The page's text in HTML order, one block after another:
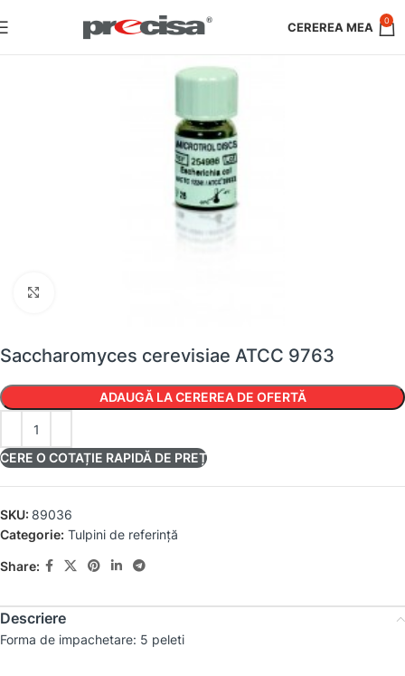
0
Saccharomyces cerevisiae ATCC 9763
ADAUGĂ LA CEREREA DE OFERTĂ
CERE O COTAȚIE RAPIDĂ DE PREȚ
SKU: 89036
Categorie: Tulpini de referință
Share:
Descriere
Forma de impachetare: 5 peleti